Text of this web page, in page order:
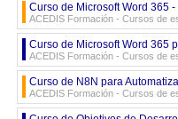
Curso de Microsoft Word 365
ACEDIS Formación - Cursos de
Curso de Microsoft Word 365
ACEDIS Formación - Cursos de
Curso de N8N para
ACEDIS Formación - Cursos de